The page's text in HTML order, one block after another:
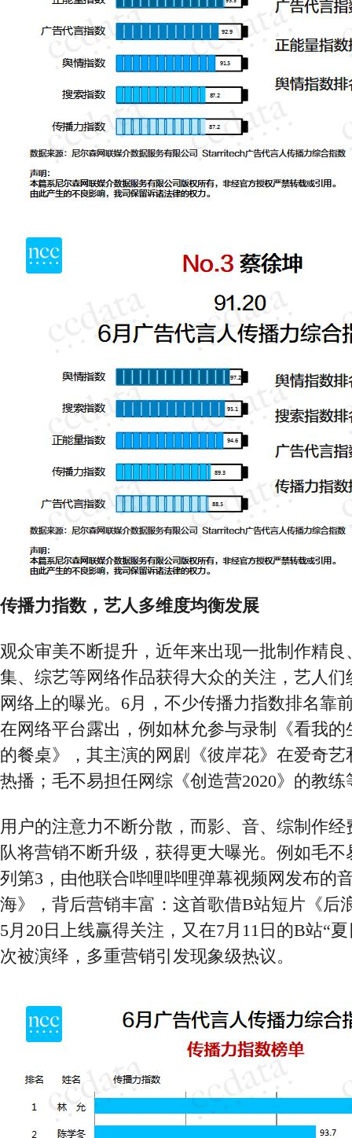
传播力指数 ， 艺人多维度均衡发展
观众审美不断提升，近年来出现一批制作精
集、综艺等网络作品获得大众的关注，艺人们
网络上的曝光。 6月，不少传播力指数排名靠
在网络平台露出，例如林允参与录制《看我的
的餐桌》，其主演的网剧《彼岸花》在爱奇
热播；毛不易担任网综《创造营2020》的教练
用户的注意力不断分散，而影、音、综制作
队将营销不断升级，获得更大曝光。例如毛
列第3，由他联合哔哩哔哩弹幕视频网发布的
海》，背后营销丰富：这首歌借B站短片《后
5月20日上线赢得关注，又在7月11日的B站“
次被演绎，多重营销引发现象级热议。